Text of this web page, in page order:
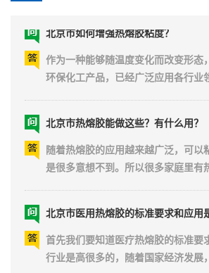
汽车领域针对轻量化、节能环保、低
求环保无毒。而热...
环保化工产品，已经广泛应用各行业
热熔胶种类多，有块状、棒状、粒状
配方，材料配比都是不一样的，特别
气候环境的影响下展现的粘性差异就
物品也会是影...
是很多意想不到。所以很多家庭里有
在并不奇怪。爱做手工花、手工饰品
必备一把热熔胶枪，也就少不了热熔
可以粘接物品还能做手工，同时也可
如：菜板、地...
行业是高很多的，随着国家经济发展
及医疗机构等对人体接触材料的卫生